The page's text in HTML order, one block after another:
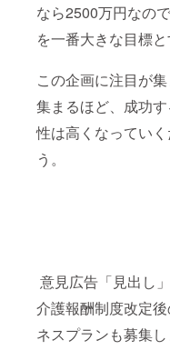
なら2500万円なの
を一番大きな目標と
この企画に注目が
集まるほど、成功
性は高くなっていく
う。
意見広告「見出し
介護報酬制度改定
ネスプランも募集し